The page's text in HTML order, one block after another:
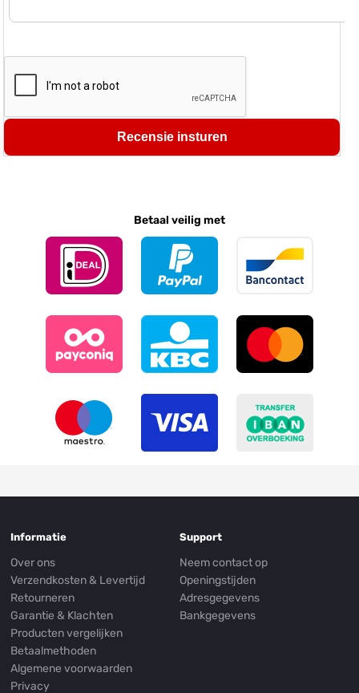
Recensie insturen
Betaal veilig met
Informatie
Over ons
Verzendkosten & Levertijd
Retourneren
Garantie & Klachten
Producten vergelijken
Betaalmethoden
Algemene voorwaarden
Privacy
Support
Neem contact op
Openingstijden
Adresgegevens
Bankgegevens